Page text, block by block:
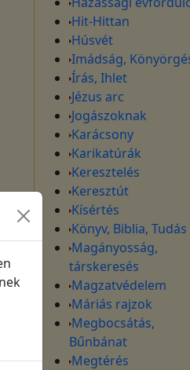
Hit-Hittan
Húsvét
Imádság,
Írás, Ihlet
Jézus arc
Jogászoknak
Karácsony
Karikatúrák
Keresztelés
Keresztút
Kísértés
Könyv, Biblia, Tudás
Magányosság,
társkeresés
Magzatvédelem
Máriás rajzok
Megbocsátás,
Bűnbánat
Megtérés